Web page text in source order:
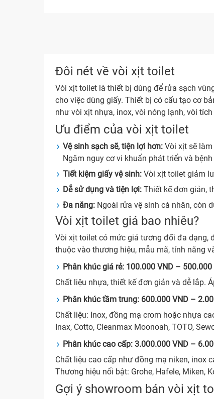
Đôi nét về vòi xịt toilet
Vòi xịt toilet là thiết bị dùng để rửa sạch
cho việc dùng giấy. Thiết bị có cấu tạo cơ
như vòi xịt nhựa, inox, vòi nóng lạnh, vòi
Ưu điểm của vòi xịt toilet
Vệ sinh sạch sẽ, tiện lợi hơn:Vòi xịt sẽ
Ngăm nguy cơ vi khuẩn phát triển và
Tiết kiệm giấy vệ sinh:Vòi xịt toilet giảm
Dễ sử dụng và tiện lợi: Thiết kế đơn giản,
Đa năng: Ngoài rửa vệ sinh cá nhân, còn
Vòi xịt toilet giá bao nhiêu?
Vòi xịt toilet có mức giá tương đối đa dạng,
thuộc vào thương hiệu, mẫu mã, tính năng
Phân khúc giá rẻ: 100.000 VND – 500.000
Chất liệu nhựa, thiết kế đơn giản và dễ lắp.
Phân khúc tầm trung: 600.000 VND –
Chất liệu: Inox, đồng mạ crom hoặc nhựa
Inax, Cotto, Cleanmax Moonoah, TOTO,
Phân khúc cao cấp: 3.000.000 VND –
Chất liệu cao cấp như đồng mạ niken, inox
Thương hiệu nổi bật: Grohe, Hafele, Miken,
Gợi ý showroom bán vòi xịt